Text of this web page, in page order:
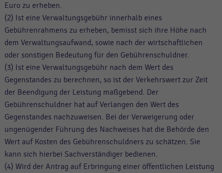
Euro zu erheben.
(2) Ist eine Verwaltungsgebühr innerhalb eines
Gebührenrahmens zu erheben, bemisst sich ihre Höhe nach
dem Verwaltungsaufwand, sowie nach der wirtschaftlichen
oder sonstigen Bedeutung für den Gebührenschuldner.
(3) Ist eine Verwaltungsgebühr nach dem Wert des
Gegenstandes zu berechnen, so ist der Verkehrswert zur Zeit
der Beendigung der Leistung maßgebend. Der
Gebührenschuldner hat auf Verlangen den Wert des
Gegenstandes nachzuweisen. Bei der Verweigerung oder
ungenügender Führung des Nachweises hat die Behörde den
Wert auf Kosten des Gebührenschuldners zu schätzen. Sie
kann sich hierbei Sachverständiger bedienen.
(4) Wird der Antrag auf Erbringung einer öffentlichen Leistung